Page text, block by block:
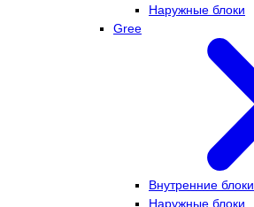
Наружные блоки
Gree
Внутренние блоки
Наружные блоки